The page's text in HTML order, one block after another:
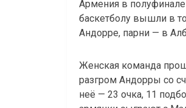
Армения в
баскетболу вышли в
Андорре, парни — в
Женская команда
разгром Андорры со
неё — 23 очка, 11